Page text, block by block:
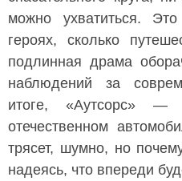
можно ухватиться.
героях, сколько
подлинная драма
наблюдений за
итоге, «Аутсорс»
отечественном
трясет, шумно, но
надеясь, что впереди